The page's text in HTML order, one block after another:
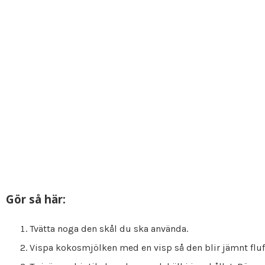
Gör så här:
Tvätta noga den skål du ska använda.
Vispa kokosmjölken med en visp så den blir jämnt